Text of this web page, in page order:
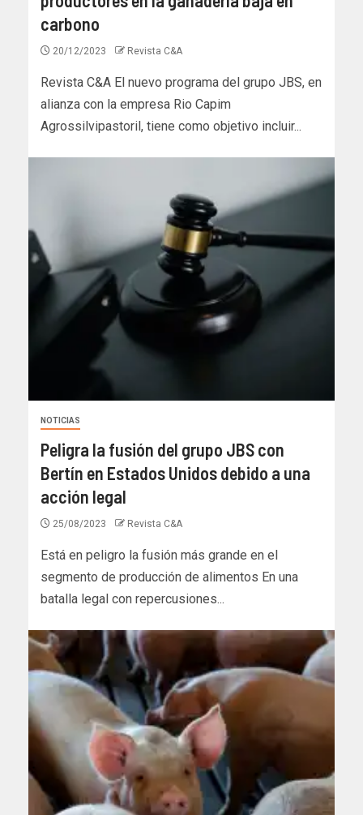
carbono
20/12/2023 Revista C&A
Revista C&A El nuevo programa del grupo JBS, en
alianza con la empresa Rio Capim
Agrossilvipastoril, tiene como objetivo incluir...
NOTICIAS
Peligra la fusión del grupo JBS con
Bertín en Estados Unidos debido a una
acción legal
25/08/2023 Revista C&A
Está en peligro la fusión más grande en el
segmento de producción de alimentos En una
batalla legal con repercusiones...